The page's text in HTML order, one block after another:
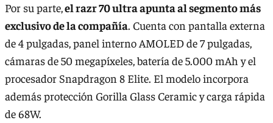
Por su parte,el razr 70 ultra apunta al segmento más
exclusivo de la compañía. Cuenta con pantalla externa
de 4 pulgadas, panel interno AMOLED de 7 pulgadas,
cámaras de 50 megapíxeles, batería de 5.000 mAh y el
procesador Snapdragon 8 Elite. El modelo incorpora
además protección Gorilla Glass Ceramic y carga rápida
de 68W.